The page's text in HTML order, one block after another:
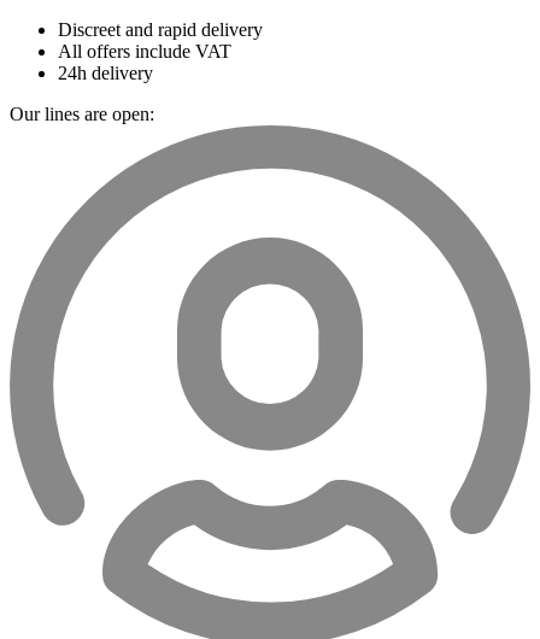
Discreet and rapid delivery
All offers include VAT
24h delivery
Our lines are open: